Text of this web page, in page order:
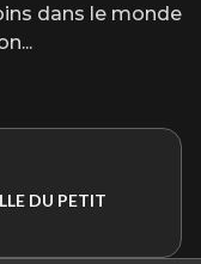
dans le monde
...
DU PETIT